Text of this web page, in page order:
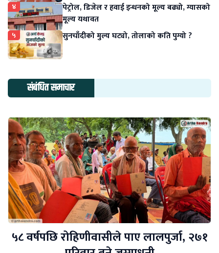
४
पेट्रोल, डिजेल र हवाई इन्धनको मूल्य बढ्यो, ग्यासको
मूल्य यथावत
५ सुनचाँदीको मुल्य घट्यो, तोलाको कति पुग्यो ?
संबंधित समाचार
५८ वर्षपछि रोहिणीवासीले पाए लालपुर्जा, २७१